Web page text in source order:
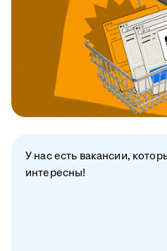
У нас есть вакансии,
интересны!